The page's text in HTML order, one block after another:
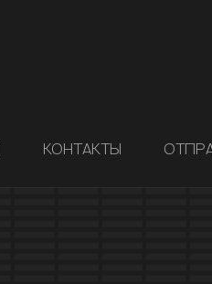
КОНТАКТЫ